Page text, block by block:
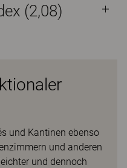
(2,08)
und Kantinen ebenso
und anderen
und dennoch